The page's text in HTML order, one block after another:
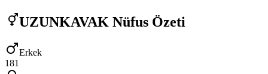
UZUNKAVAK Nüfus Özeti
Erkek
181